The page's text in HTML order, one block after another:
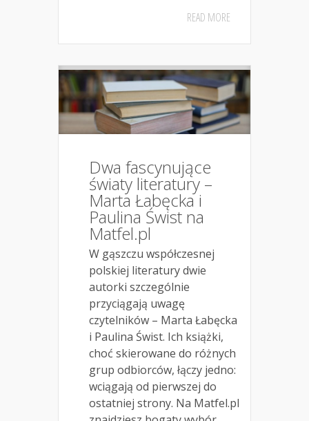
READ MORE
Dwa fascynujące
światy literatury –
Marta Łabęcka i
Paulina Świst na
Matfel.pl
W gąszczu współczesnej
polskiej literatury dwie
autorki szczególnie
przyciągają uwagę
czytelników – Marta Łabęcka
i Paulina Świst. Ich książki,
choć skierowane do różnych
grup odbiorców, łączy jedno:
wciągają od pierwszej do
ostatniej strony. Na Matfel.pl